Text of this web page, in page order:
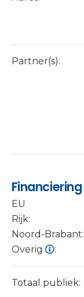
Partner(s):
Financiering
EU
Rijk:
Noord-Brabant:
Overig
:
Totaal publiek: